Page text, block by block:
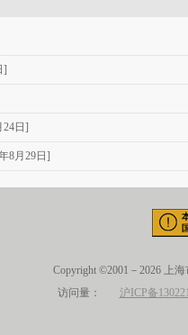
]
日]
8月29日]
Copyright ©2001－2026 上
访问量： 沪ICP备